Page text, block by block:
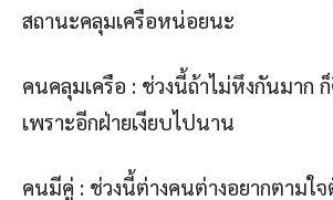
สถานะคลุมเครือหน่อยนะ
คนคลุมเครือ : ช่วงนี้ถ้าไม่หึงกันมาก
เพราะอีกฝ่ายเงียบไปนาน
คนมีคู่ : ช่วงนี้ต่างคนต่างอยากตามใจ